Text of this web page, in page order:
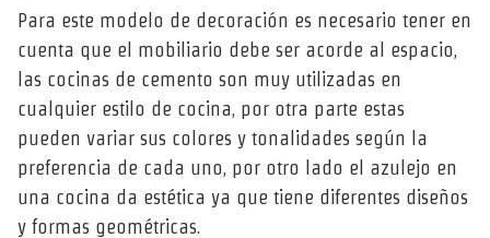
Para este modelo de decoración es necesario tener en
cuenta que el mobiliario debe ser acorde al espacio,
las cocinas de cemento son muy utilizadas en
cualquier estilo de cocina, por otra parte estas
pueden variar sus colores y tonalidades según la
preferencia de cada uno, por otro lado el azulejo en
una cocina da estética ya que tiene diferentes diseños
y formas geométricas.